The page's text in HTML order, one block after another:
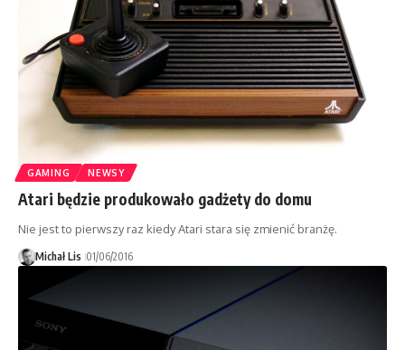
GAMING NEWSY
Atari będzie produkowało gadżety do domu
Nie jest to pierwszy raz kiedy Atari stara się zmienić branżę.
Michał Lis 01/06/2016